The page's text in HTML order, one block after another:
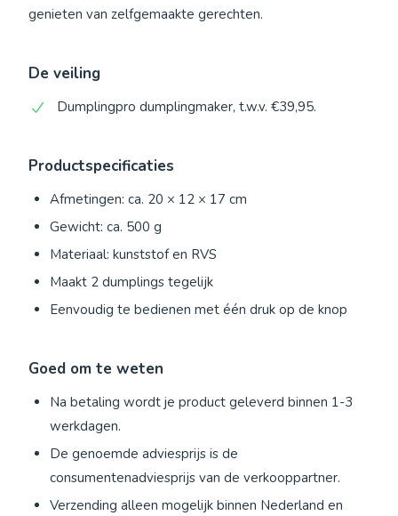
genieten van zelfgemaakte gerechten.
De veiling
Dumplingpro dumplingmaker, t.w.v. €39,95.
Productspecificaties
Afmetingen: ca. 20 × 12 × 17 cm
Gewicht: ca. 500 g
Materiaal: kunststof en RVS
Maakt 2 dumplings tegelijk
Eenvoudig te bedienen met één druk op de knop
Goed om te weten
Na betaling wordt je product geleverd binnen 1-3
werkdagen.
De genoemde adviesprijs is de
consumentenadviesprijs van de verkooppartner.
Verzending alleen mogelijk binnen Nederland en